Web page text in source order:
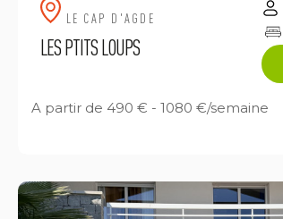
LE CAP D'AGDE
LES PTITS LOUPS
A partir de 490 € - 1080 €/semaine